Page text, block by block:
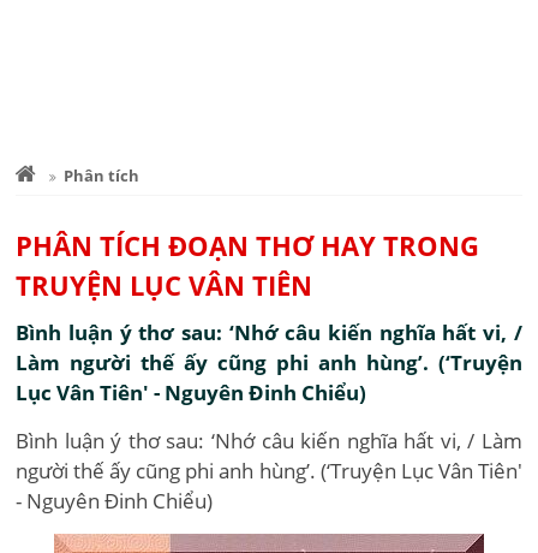
Phân tích
PHÂN TÍCH ĐOẠN THƠ HAY TRONG
TRUYỆN LỤC VÂN TIÊN
Bình luận ý thơ sau: ‘Nhớ câu kiến nghĩa hất vi, /
Làm người thế ấy cũng phi anh hùng’. (‘Truyện
Lục Vân Tiên' - Nguyên Đinh Chiểu)
Bình luận ý thơ sau: ‘Nhớ câu kiến nghĩa hất vi, / Làm
người thế ấy cũng phi anh hùng’. (‘Truyện Lục Vân Tiên'
- Nguyên Đinh Chiểu)